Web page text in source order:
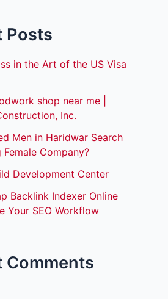
Posts
in the Art of the US Visa
shop near me |
Inc.
Men in Haridwar Search
Company?
Development Center
Backlink Indexer Online
Your SEO Workflow
Comments